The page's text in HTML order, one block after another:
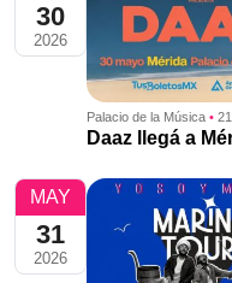
30
2026
Palacio de la Música •
Daaz llegá a
MAY
31
2026